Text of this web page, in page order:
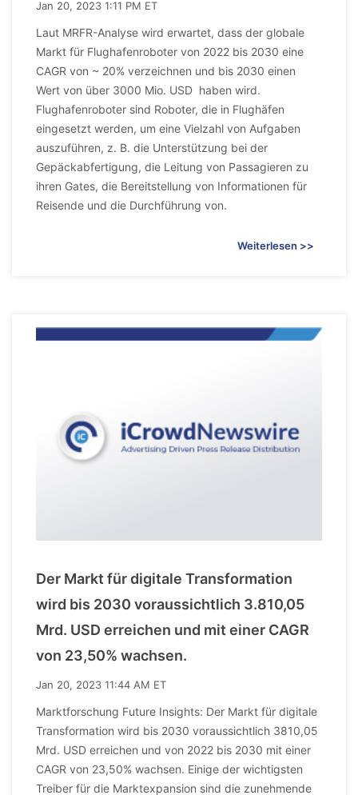
Jan 20, 2023 1:11 PM ET
Laut MRFR-Analyse wird erwartet, dass der globale
Markt für Flughafenroboter von 2022 bis 2030 eine
CAGR von ~ 20% verzeichnen und bis 2030 einen
Wert von über 3000 Mio. USD haben wird.
Flughafenroboter sind Roboter, die in Flughäfen
eingesetzt werden, um eine Vielzahl von Aufgaben
auszuführen, z. B. die Unterstützung bei der
Gepäckabfertigung, die Leitung von Passagieren zu
ihren Gates, die Bereitstellung von Informationen für
Reisende und die Durchführung von.
Weiterlesen >>
Der Markt für digitale Transformation
wird bis 2030 voraussichtlich 3.810,05
Mrd. USD erreichen und mit einer CAGR
von 23,50% wachsen.
Jan 20, 2023 11:44 AM ET
Marktforschung Future Insights: Der Markt für digitale
Transformation wird bis 2030 voraussichtlich 3810,05
Mrd. USD erreichen und von 2022 bis 2030 mit einer
CAGR von 23,50% wachsen. Einige der wichtigsten
Treiber für die Marktexpansion sind die zunehmende